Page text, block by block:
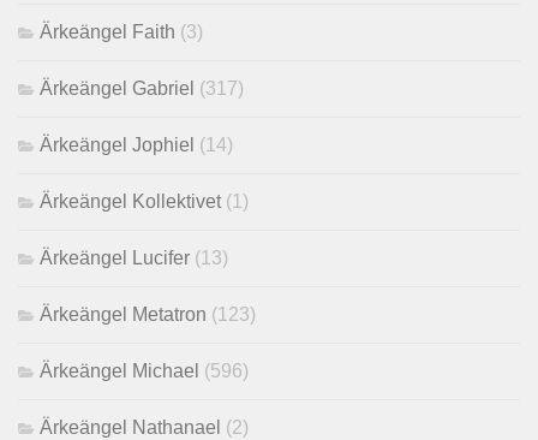
Ärkeängel Faith (3)
Ärkeängel Gabriel (317)
Ärkeängel Jophiel (14)
Ärkeängel Kollektivet (1)
Ärkeängel Lucifer (13)
Ärkeängel Metatron (123)
Ärkeängel Michael (596)
Ärkeängel Nathanael (2)